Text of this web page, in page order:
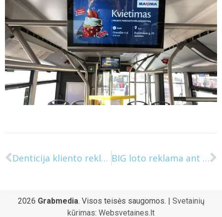
Denticija kliento reklama verslo centrų liftuose BIG loto reklama ant autobusų Vilniuje
2026 Grabmedia. Visos teisės saugomos. | Svetainių
kūrimas: Websvetaines.lt